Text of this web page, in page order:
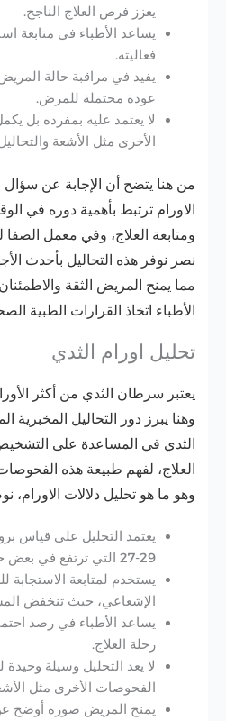
يعزز فرص العلاج الناجح.
يساعد الأطباء في متابعة
فعاليته.
يفيد في مراقبة حالة
عودة محتملة للمرض.
لا يعتمد عليه بمفرده بل
الأخرى مثل الأشعة والتحاليل
من هنا يتضح أن الإجابة عن سؤال
الاورام ترتبط بأهمية دوره في
ومتابعة العلاج، وفي معمل الصفا
نصر نوفر هذه التحاليل بأحدث
مما يمنح المريض الثقة
الأطباء اتخاذ القرارات الطبية
تحليل اورام الثدي
يعتبر سرطان الثدي من أكثر
وهنا يبرز دور التحاليل المخبرية
الثدي في المساعدة على التشخيص
العلاج، لفهم طبيعة هذه
وهو ما هو تحليل دلالات الاورام،
27-29 التي ترتفع في بعض حالات أورام الثدي.
يستخدم لمتابعة الاستجابة
الإشعاعي، حيث تنخفض
يساعد الأطباء في رصد
رحلة العلاج.
لا يعد التحليل وسيلة
الفحوصات الأخرى مثل
يمنح المريض صورة أوضح